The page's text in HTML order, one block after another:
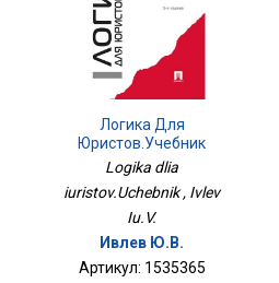
Логика Для
Юристов.Учебник
Logika dlia
iuristov.Uchebnik , Ivlev
Iu.V.
Ивлев Ю.В.
Артикул: 1535365